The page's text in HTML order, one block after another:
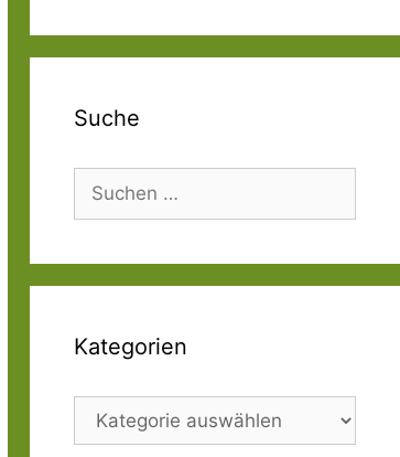
Suche
Suchen
nach:
Kategorien
Kategorien